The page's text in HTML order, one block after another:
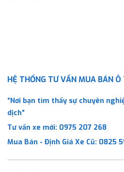
HỆ THỐNG TƯ VẤN MUA BÁN
“Nơi bạn tìm thấy sự chuyên
dịch”
Tư vấn xe mới: 0975 207 268
Mua Bán - Định Giá Xe Cũ: 0825